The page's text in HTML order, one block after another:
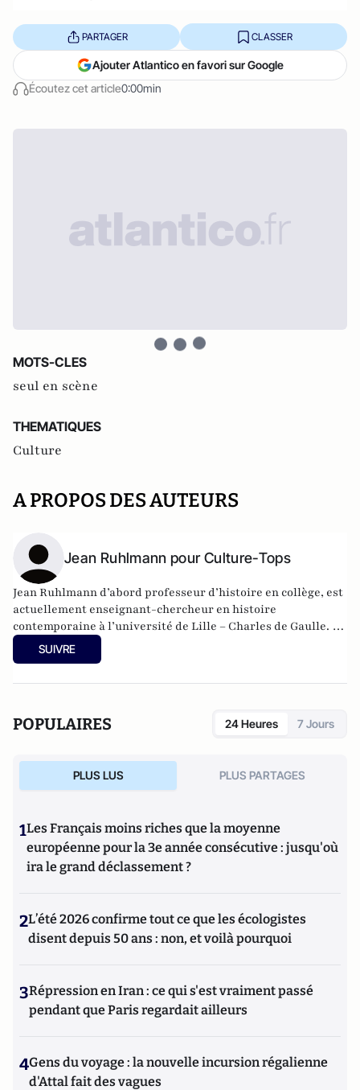
Écoutez cet article0:00min
PARTAGER CLASSER
Ajouter Atlantico en favori sur Google
MOTS-CLES
seul en scène
THEMATIQUES
Culture
A PROPOS DES AUTEURS
Jean Ruhlmann pour Culture-Tops
Jean Ruhlmann d’abord professeur d’histoire en collège, est
actuellement enseignant-chercheur en histoire
contemporaine à l’université de Lille – Charles de Gaulle. Le
théâtre est une passion qui remonte à sa découverte du
Festival d’Avignon ; il s’intéresse également aux séries
SUIVRE
POPULAIRES 24 Heures 7 Jours
PLUS LUS PLUS PARTAGES
1Les Français moins riches que la moyenne
européenne pour la 3e année consécutive : jusqu'où
ira le grand déclassement ?
2L’été 2026 confirme tout ce que les écologistes
disent depuis 50 ans : non, et voilà pourquoi
3Répression en Iran : ce qui s'est vraiment passé
pendant que Paris regardait ailleurs
4Gens du voyage : la nouvelle incursion régalienne
d'Attal fait des vagues